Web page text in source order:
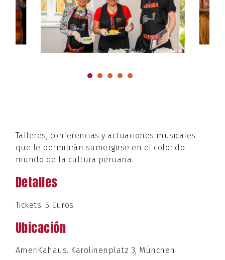
Talleres, conferencias y actuaciones musicales
que le permitirán sumergirse en el colorido
mundo de la cultura peruana.
Detalles
Tickets: 5 Euros
Ubicación
AmeriKahaus. Karolinenplatz 3, München